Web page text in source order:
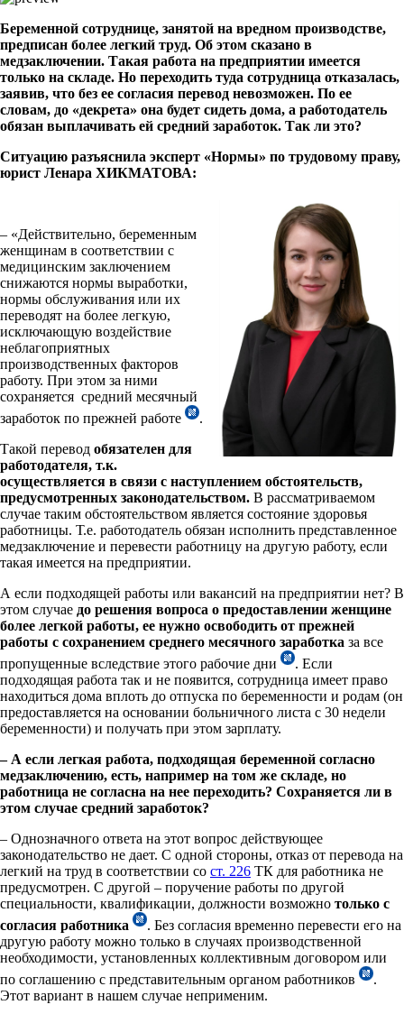
Беременной сотруднице, занятой на вредном производстве,
предписан более легкий труд. Об этом сказано в
медзаключении. Такая работа на предприятии имеется
только на складе. Но переходить туда сотрудница отказалась,
заявив, что без ее согласия перевод невозможен. По ее
словам, до «декрета» она будет сидеть дома, а работодатель
обязан выплачивать ей средний заработок. Так ли это?
Ситуацию разъяснила эксперт «Нормы» по трудовому праву,
юрист Ленара ХИКМАТОВА:
– «Действительно, беременным
женщинам в соответствии с
медицинским заключением
снижаются нормы выработки,
нормы обслуживания или их
переводят на более легкую,
исключающую воздействие
неблагоприятных
производственных факторов
работу. При этом за ними
сохраняется средний месячный
заработок по прежней работе
.
Такой перевод обязателен для
работодателя, т.к.
осуществляется в связи с наступлением обстоятельств,
предусмотренных законодательством. В рассматриваемом
случае таким обстоятельством является состояние здоровья
работницы. Т.е. работодатель обязан исполнить представленное
медзаключение и перевести работницу на другую работу, если
такая имеется на предприятии.
А если подходящей работы или вакансий на предприятии нет? В
этом случае до решения вопроса о предоставлении женщине
более легкой работы, ее нужно освободить от прежней
работы с сохранением среднего месячного заработка за все
пропущенные вследствие этого рабочие дни
. Если
подходящая работа так и не появится, сотрудница имеет право
находиться дома вплоть до отпуска по беременности и родам (он
предоставляется на основании больничного листа с 30 недели
беременности) и получать при этом зарплату.
– А если легкая работа, подходящая беременной согласно
медзаключению, есть, например на том же складе, но
работница не согласна на нее переходить? Сохраняется ли в
этом случае средний заработок?
– Однозначного ответа на этот вопрос действующее
законодательство не дает. С одной стороны, отказ от перевода на
легкий на труд в соответствии со ст. 226 ТК для работника не
предусмотрен. С другой – поручение работы по другой
специальности, квалификации, должности возможно только с
согласия работника
. Без согласия временно перевести его на
другую работу можно только в случаях производственной
необходимости, установленных коллективным договором или
по соглашению с представительным органом работников
.
Этот вариант в нашем случае неприменим.